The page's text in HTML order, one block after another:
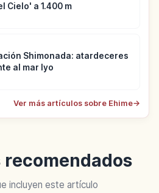
Cielo' a 1.400 m
Shimonada: atardeceres
al mar Iyo
Ver más artículos sobre Ehime→
incluyen este artículo